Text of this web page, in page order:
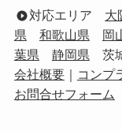
対応エリア 大
県
和歌山県 岡
葉県
静岡県 茨
会社概要｜ コンプ
お問合せフォーム